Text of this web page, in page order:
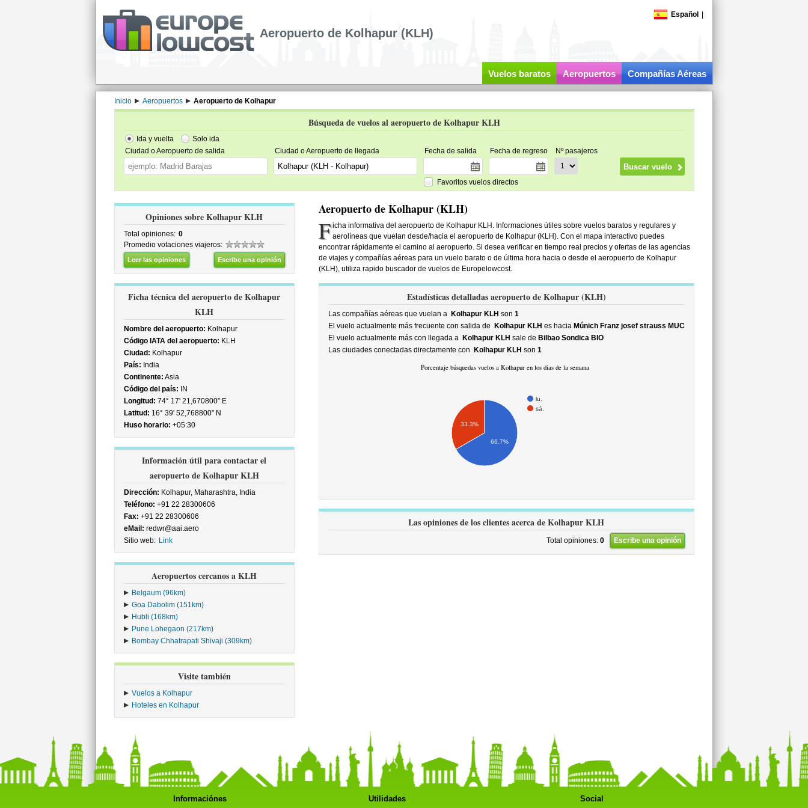
Español
Aeropuerto de Kolhapur (KLH)
Vuelos baratos Aeropuertos Compañías Aéreas
Inicio Aeropuertos Aeropuerto de Kolhapur
Búsqueda de vuelos al aeropuerto de Kolhapur KLH
Ida y vuelta
Solo ida
Ciudad o Aeropuerto de salida
Ciudad o Aeropuerto de llegada Fecha de salida Fecha de regreso Nº pasajeros
Favoritos vuelos directos
Opiniones sobre Kolhapur KLH
Total opiniones: 0
Promedio votaciones viajeros:
Leer las opiniones Escribe una opinión
Ficha técnica del aeropuerto de Kolhapur
KLH
Nombre del aeropuerto: Kolhapur
Código IATA del aeropuerto: KLH
Ciudad: Kolhapur
País: India
Continente: Asia
Código del país: IN
Longitud: 74° 17' 21,670800” E
Latitud: 16° 39' 52,768800” N
Huso horario: +05:30
Información útil para contactar el
aeropuerto de Kolhapur KLH
Dirección: Kolhapur, Maharashtra, India
Teléfono: +91 22 28300606
Fax: +91 22 28300606
eMail: redwr@aai.aero
Sitio web: Link
Aeropuertos cercanos a KLH
Belgaum (96km)
Goa Dabolim (151km)
Hubli (168km)
Pune Lohegaon (217km)
Bombay Chhatrapati Shivaji (309km)
Visite también
Vuelos a Kolhapur
Hoteles en Kolhapur
Aeropuerto de Kolhapur (KLH)
F icha informativa del aeropuerto de Kolhapur KLH. Informaciones útiles sobre vuelos baratos y regulares y
aerolíneas que vuelan desde/hacia el aeropuerto de Kolhapur (KLH). Con el mapa interactivo puedes
encontrar rápidamente el camino al aeropuerto. Si desea verificar en tiempo real precios y ofertas de las agencias
de viajes y compañías aéreas para un vuelo barato o de última hora hacia o desde el aeropuerto de Kolhapur
(KLH), utiliza rapido buscador de vuelos de Europelowcost.
Estadísticas detalladas aeropuerto de Kolhapur (KLH)
Las compañías aéreas que vuelan a Kolhapur KLH son 1
El vuelo actualmente más frecuente con salida de
Kolhapur KLH es hacia Múnich Franz josef strauss MUC
El vuelo actualmente más con llegada a Kolhapur KLH sale de Bilbao Sondica BIO
Las ciudades conectadas directamente con
Kolhapur KLH son 1
Porcentaje búsquedas vuelos a Kolhapur en los días de la semana
lu.
sá.
33.3%
66.7%
Las opiniones de los clientes acerca de Kolhapur KLH
Total opiniones: 0 Escribe una opinión
Informaciónes Utilidades Social